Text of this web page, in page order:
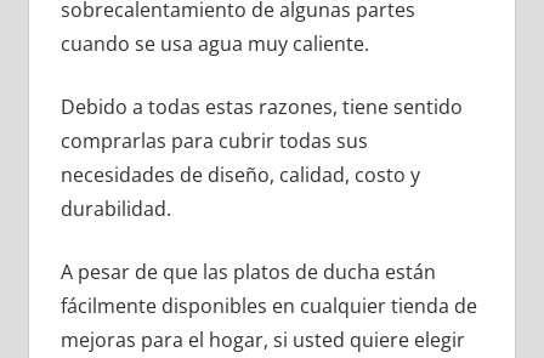
sobrecalentamiento de algunas partes
cuando se usa agua muy caliente.
Debido a todas estas razones, tiene sentido
comprarlas para cubrir todas sus
necesidades de diseño, calidad, costo y
durabilidad.
A pesar de que las platos de ducha están
fácilmente disponibles en cualquier tienda de
mejoras para el hogar, si usted quiere elegir